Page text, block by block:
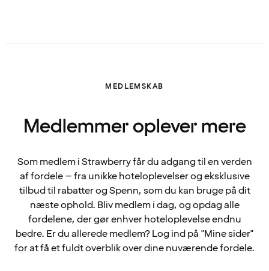
MEDLEMSKAB
Medlemmer oplever mere
Som medlem i Strawberry får du adgang til en verden
af fordele – fra unikke hoteloplevelser og eksklusive
tilbud til rabatter og Spenn, som du kan bruge på dit
næste ophold. Bliv medlem i dag, og opdag alle
fordelene, der gør enhver hoteloplevelse endnu
bedre. Er du allerede medlem? Log ind på "Mine sider"
for at få et fuldt overblik over dine nuværende fordele.